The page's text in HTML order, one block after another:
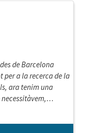
de Barcelona
per a la recerca de la
ara tenim una